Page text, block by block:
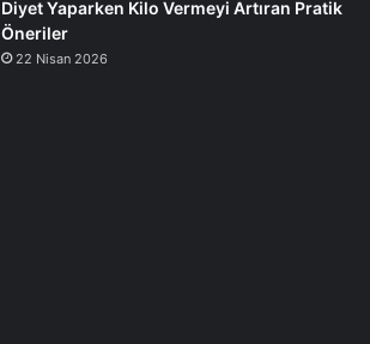
Diyet Yaparken Kilo Vermeyi Artıran Pratik
Öneriler
22 Nisan 2026